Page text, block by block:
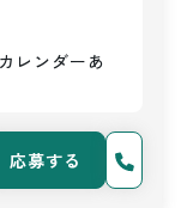
レンダーあ
応募する